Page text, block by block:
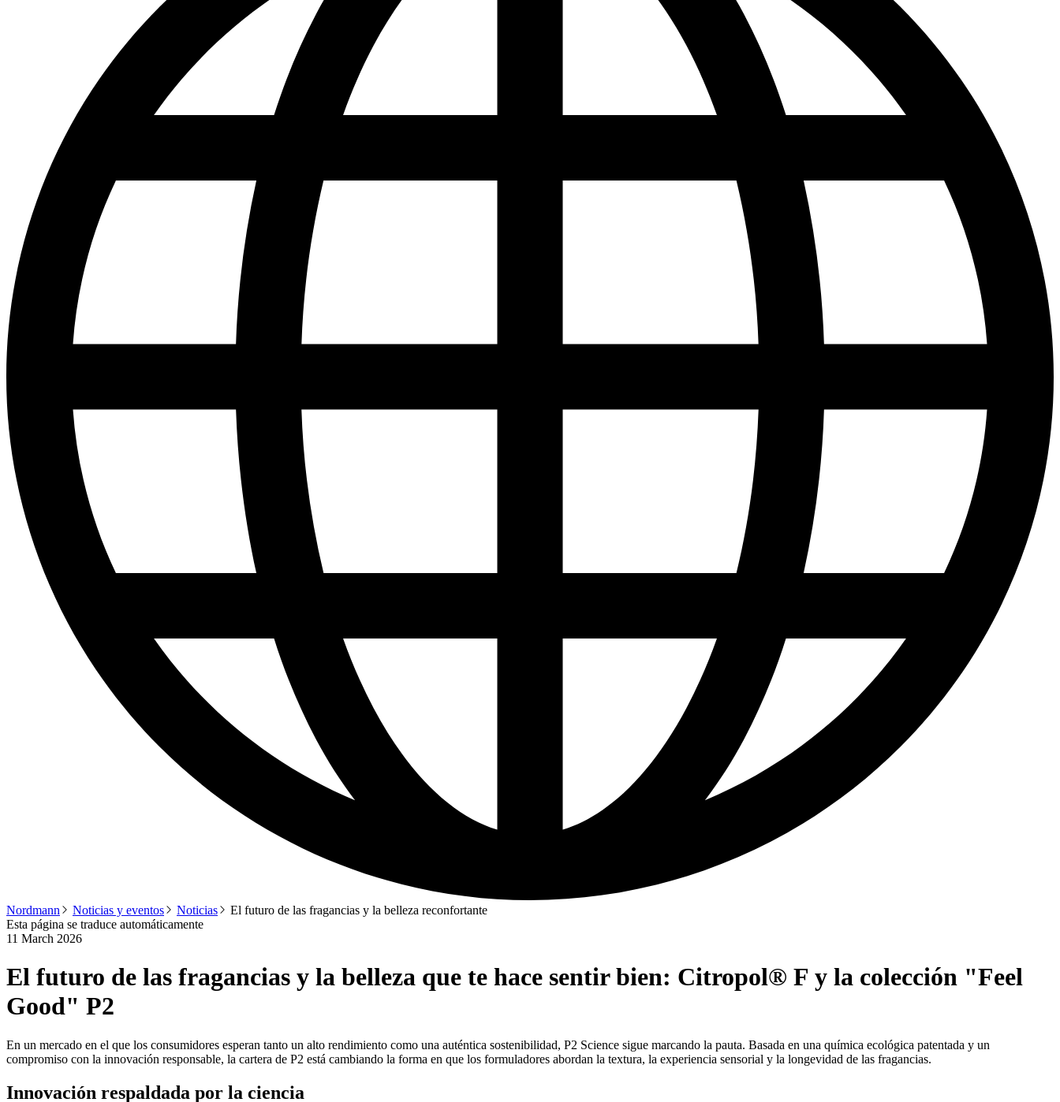
Nordmann Noticias y eventos Noticias
El futuro de las fragancias y la belleza reconfortante
Esta página se traduce automáticamente
11 March 2026
El futuro de las fragancias y la belleza que te hace sentir bien: Citropol® F y la colección "Feel
Good" P2
En un mercado en el que los consumidores esperan tanto un alto rendimiento como una auténtica sostenibilidad, P2 Science sigue marcando la pauta. Basada en una química ecológica patentada y un
compromiso con la innovación responsable, la cartera de P2 está cambiando la forma en que los formuladores abordan la textura, la experiencia sensorial y la longevidad de las fragancias.
Innovación respaldada por la ciencia